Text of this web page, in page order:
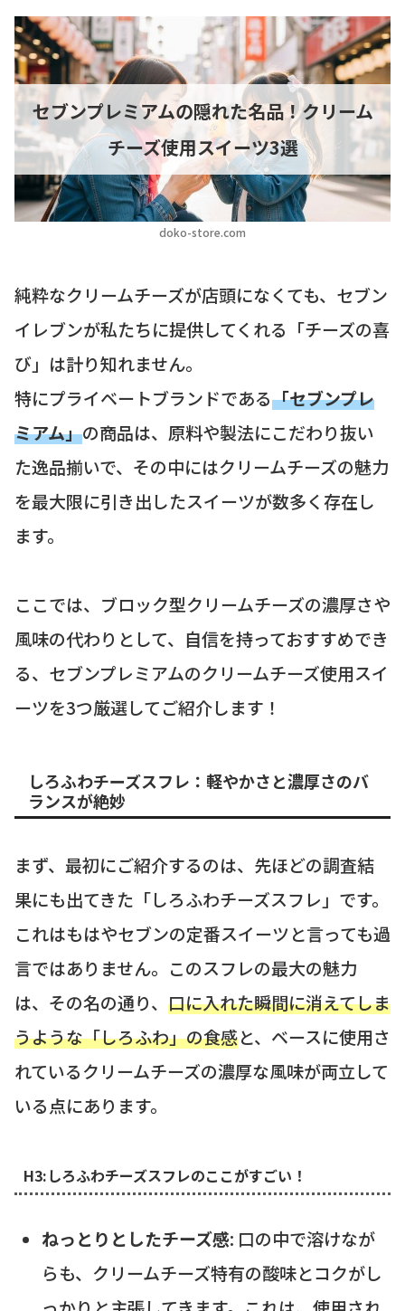
doko-store.com
セブンプレミアムの隠れた名品！クリーム
チーズ使用スイーツ3選
純粋なクリームチーズが店頭になくても、セブン
イレブンが私たちに提供してくれる「チーズの喜
び」は計り知れません。
特にプライベートブランドである「セブンプレ
ミアム」の商品は、原料や製法にこだわり抜い
た逸品揃いで、その中にはクリームチーズの魅力
を最大限に引き出したスイーツが数多く存在し
ます。
ここでは、ブロック型クリームチーズの濃厚さや
風味の代わりとして、自信を持っておすすめでき
る、セブンプレミアムのクリームチーズ使用スイ
ーツを3つ厳選してご紹介します！
しろふわチーズスフレ：軽やかさと濃厚さのバ
ランスが絶妙
まず、最初にご紹介するのは、先ほどの調査結
果にも出てきた「しろふわチーズスフレ」です。
これはもはやセブンの定番スイーツと言っても過
言ではありません。このスフレの最大の魅力
は、その名の通り、 口に入れた瞬間に消えてしま
うような「しろふわ」の食感と、ベースに使用さ
れているクリームチーズの濃厚な風味が両立して
いる点にあります。
H3:しろふわチーズスフレのここがすごい！
ねっとりとしたチーズ感: 口の中で溶けなが
らも、クリームチーズ特有の酸味とコクがし